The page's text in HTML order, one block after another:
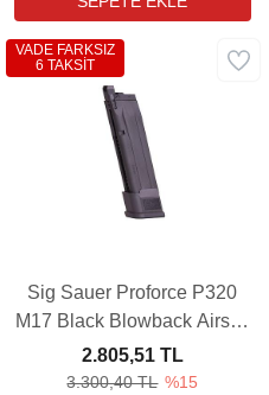
Sig Sauer Proforce P320
M17 Black Blowback Airsoft
Havalı Tabanca Yedek
Şarjörü
3.300,40 TL %15
2.805,51 TL
VADE FARKSIZ
6 TAKSİT